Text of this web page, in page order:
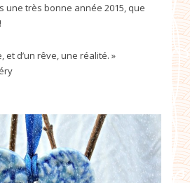
une très bonne année 2015, que
et d’un rêve, une réalité. »